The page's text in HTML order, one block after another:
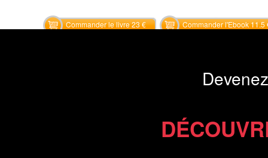
Commander le livre 23 € Commander l'Ebook 11.5